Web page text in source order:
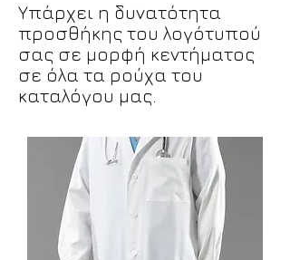
Υπάρχει η δυνατότητα
προσθήκης του λογότυπού
σας σε μορφή κεντήματος
σε όλα τα ρούχα του
καταλόγου μας.